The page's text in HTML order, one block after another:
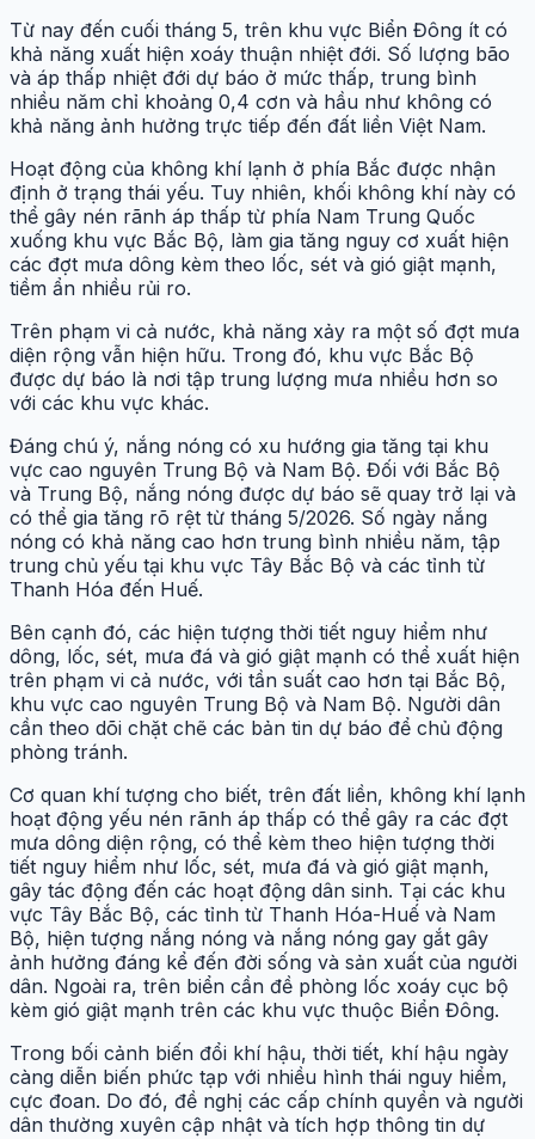
Từ nay đến cuối tháng 5, trên khu vực Biển Đông ít có
khả năng xuất hiện xoáy thuận nhiệt đới. Số lượng bão
và áp thấp nhiệt đới dự báo ở mức thấp, trung bình
nhiều năm chỉ khoảng 0,4 cơn và hầu như không có
khả năng ảnh hưởng trực tiếp đến đất liền Việt Nam.
Hoạt động của không khí lạnh ở phía Bắc được nhận
định ở trạng thái yếu. Tuy nhiên, khối không khí này có
thể gây nén rãnh áp thấp từ phía Nam Trung Quốc
xuống khu vực Bắc Bộ, làm gia tăng nguy cơ xuất hiện
các đợt mưa dông kèm theo lốc, sét và gió giật mạnh,
tiềm ẩn nhiều rủi ro.
Trên phạm vi cả nước, khả năng xảy ra một số đợt mưa
diện rộng vẫn hiện hữu. Trong đó, khu vực Bắc Bộ
được dự báo là nơi tập trung lượng mưa nhiều hơn so
với các khu vực khác.
Đáng chú ý, nắng nóng có xu hướng gia tăng tại khu
vực cao nguyên Trung Bộ và Nam Bộ. Đối với Bắc Bộ
và Trung Bộ, nắng nóng được dự báo sẽ quay trở lại và
có thể gia tăng rõ rệt từ tháng 5/2026. Số ngày nắng
nóng có khả năng cao hơn trung bình nhiều năm, tập
trung chủ yếu tại khu vực Tây Bắc Bộ và các tỉnh từ
Thanh Hóa đến Huế.
Bên cạnh đó, các hiện tượng thời tiết nguy hiểm như
dông, lốc, sét, mưa đá và gió giật mạnh có thể xuất hiện
trên phạm vi cả nước, với tần suất cao hơn tại Bắc Bộ,
khu vực cao nguyên Trung Bộ và Nam Bộ. Người dân
cần theo dõi chặt chẽ các bản tin dự báo để chủ động
phòng tránh.
Cơ quan khí tượng cho biết, trên đất liền, không khí lạnh
hoạt động yếu nén rãnh áp thấp có thể gây ra các đợt
mưa dông diện rộng, có thể kèm theo hiện tượng thời
tiết nguy hiểm như lốc, sét, mưa đá và gió giật mạnh,
gây tác động đến các hoạt động dân sinh. Tại các khu
vực Tây Bắc Bộ, các tỉnh từ Thanh Hóa-Huế và Nam
Bộ, hiện tượng nắng nóng và nắng nóng gay gắt gây
ảnh hưởng đáng kể đến đời sống và sản xuất của người
dân. Ngoài ra, trên biển cần đề phòng lốc xoáy cục bộ
kèm gió giật mạnh trên các khu vực thuộc Biển Đông.
Trong bối cảnh biến đổi khí hậu, thời tiết, khí hậu ngày
càng diễn biến phức tạp với nhiều hình thái nguy hiểm,
cực đoan. Do đó, đề nghị các cấp chính quyền và người
dân thường xuyên cập nhật và tích hợp thông tin dự